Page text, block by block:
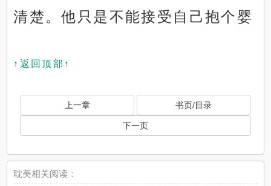
清楚。他只是不能接受自己抱个婴
↑返回顶部↑
上一章 书页/目录
下一页
耽美相关阅读：